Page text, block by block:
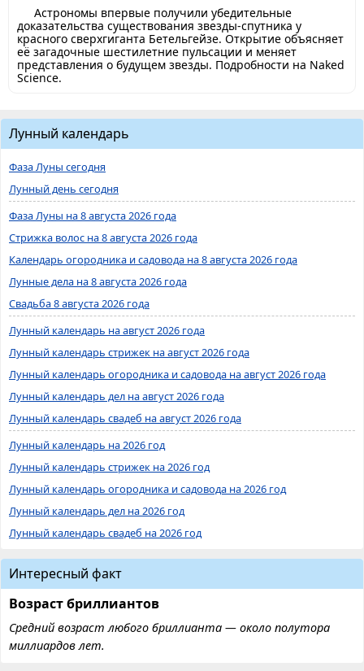
Астрономы впервые получили убедительные
доказательства существования звезды-спутника у
красного сверхгиганта Бетельгейзе. Открытие объясняет
её загадочные шестилетние пульсации и меняет
представления о будущем звезды. Подробности на Naked
Science.
Лунный календарь
Фаза Луны сегодня
Лунный день сегодня
Фаза Луны на 8 августа 2026 года
Стрижка волос на 8 августа 2026 года
Календарь огородника и садовода на 8 августа 2026 года
Лунные дела на 8 августа 2026 года
Свадьба 8 августа 2026 года
Лунный календарь на август 2026 года
Лунный календарь стрижек на август 2026 года
Лунный календарь огородника и садовода на август 2026 года
Лунный календарь дел на август 2026 года
Лунный календарь свадеб на август 2026 года
Лунный календарь на 2026 год
Лунный календарь стрижек на 2026 год
Лунный календарь огородника и садовода на 2026 год
Лунный календарь дел на 2026 год
Лунный календарь свадеб на 2026 год
Интересный факт
Возраст бриллиантов
Средний возраст любого бриллианта — около полутора
миллиардов лет.